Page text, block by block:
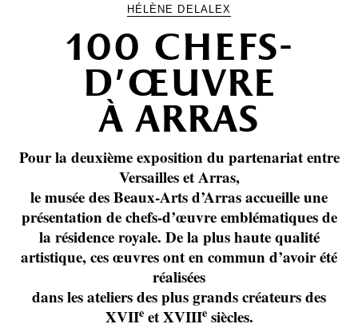
PATRIMOINE
SPECTACLES
PORTFOLIOS
HISTOIRE(S)
ABONNEMENT GRATUIT AU MAGAZINE
HÉLÈNE DELALEX
100 chefs-
d’œuvre
à arras
Pour la deuxième exposition du partenariat entre
Versailles et Arras,
le musée des Beaux-Arts d’Arras accueille une
présentation de chefs-d’œuvre emblématiques de
la résidence royale. De la plus haute qualité
artistique, ces œuvres ont en commun d’avoir été
réalisées
dans les ateliers des plus grands créateurs des
XVIIeet XVIIIesiècles.